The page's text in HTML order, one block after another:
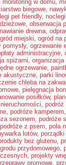
monitoring w domu,
biegowe,
pet friendly,
, obserwacja
drewna,
miejski, ogród na
pomysły, ogrzewanie
administracyjne,
spiżarni, organizacja
ogrzewanie,
akustyczne, parki
chleba na
, pielęgnacja
posiłków,
, podróż
, podróże kamperem,
sezonem, podróże
podróże z psem, pola
lotów, porządki
bez glutenu,
przydomowego,
, projekty
promowe,